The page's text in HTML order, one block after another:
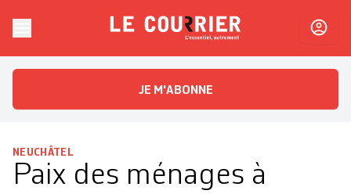
Le CourrierL'essentiel, autrement
JE M'ABONNE
NEUCHÂTEL
Paix des ménages à